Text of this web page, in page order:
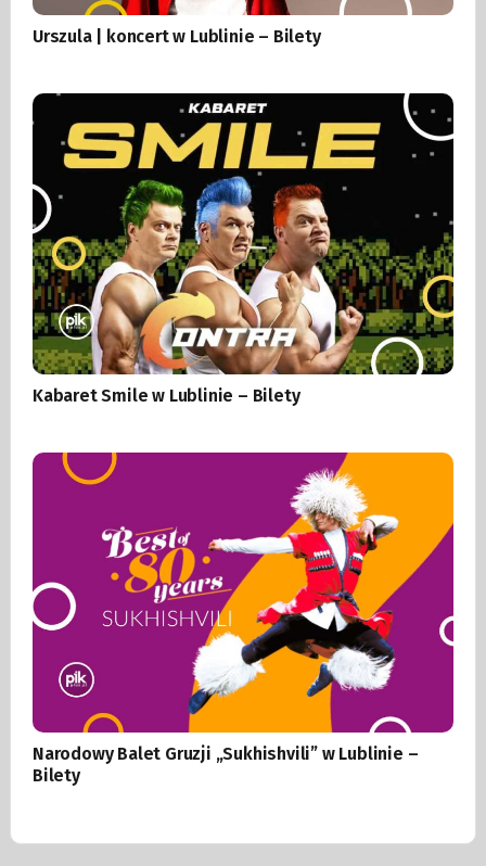
Urszula | koncert w Lublinie – Bilety
Kabaret Smile w Lublinie – Bilety
Narodowy Balet Gruzji „Sukhishvili” w Lublinie –
Bilety